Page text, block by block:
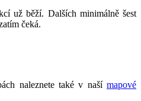
už běží. Dalších minimálně šest
čeká.
naleznete také v naší mapové